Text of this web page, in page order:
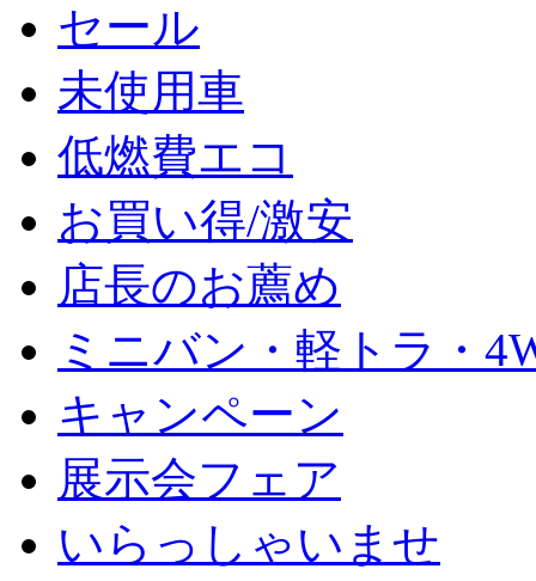
セール
未使用車
低燃費エコ
お買い得/激安
店長のお薦め
ミニバン・軽トラ・
キャンペーン
展示会フェア
いらっしゃいませ